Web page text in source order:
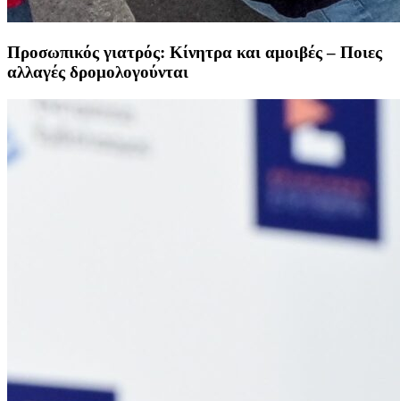
Προσωπικός γιατρός: Κίνητρα και αμοιβές – Ποιες
αλλαγές δρομολογούνται